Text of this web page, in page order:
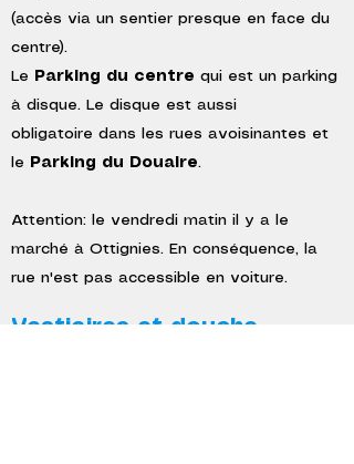
(accès via un sentier presque en face du
centre).
Le
Parking du centre qui est un parking
à disque. Le disque est aussi
obligatoire dans les rues avoisinantes et
le
Parking du Douaire.
Attention: le vendredi matin il y a le
marché à Ottignies. En conséquence, la
rue n'est pas accessible en voiture.
Vestiaires et douche